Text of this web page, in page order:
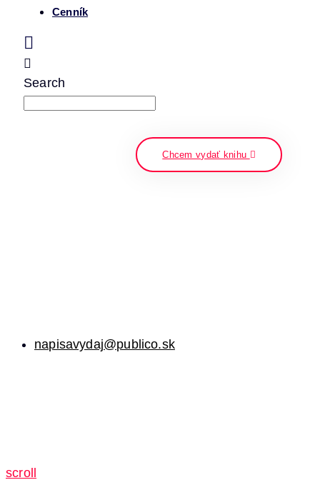
Cenník
Search
Chcem vydať knihu
napisavydaj@publico.sk
scroll